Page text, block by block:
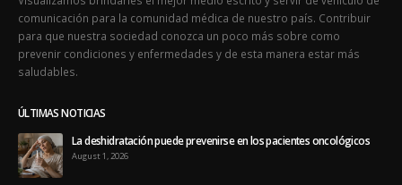
ENSALUD
Visualizamos brindarles el mejor medio escrito y servir de vehículo de
comunicación para la comunidad médica de nuestro país. Contribuir
prevenir condiciones y enfermedades y de esta manera estar más
ÚLTIMAS NOTICIAS